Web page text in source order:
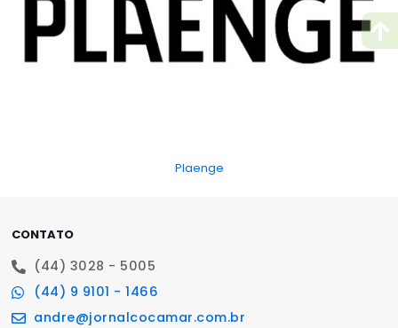
Cocamar Máquinas
CONTATO
(44) 3028 - 5005
(44) 9 9101 - 1466
andre@jornalcocamar.com.br